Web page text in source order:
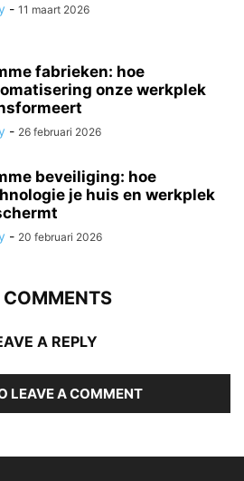
- 11 maart 2026
fabrieken: hoe
onze werkplek
- 26 februari 2026
beveiliging: hoe
je huis en werkplek
- 20 februari 2026
COMMENTS
A REPLY
LEAVE A COMMENT